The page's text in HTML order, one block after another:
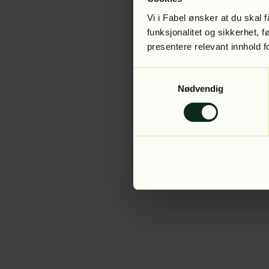
Vi i Fabel ønsker at du skal
funksjonalitet og sikkerhet,
presentere relevant innhold
Nødvendig
Application